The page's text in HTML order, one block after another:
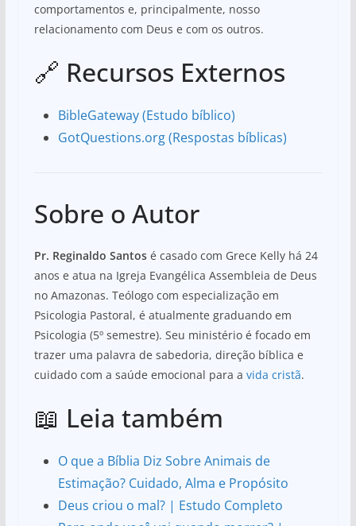
comportamentos e, principalmente, nosso
relacionamento com Deus e com os outros.
🔗 Recursos Externos
BibleGateway (Estudo bíblico)
GotQuestions.org (Respostas bíblicas)
Sobre o Autor
Pr. Reginaldo Santosé casado com Grece Kelly há 24
anos e atua na Igreja Evangélica Assembleia de Deus
no Amazonas. Teólogo com especialização em
Psicologia Pastoral, é atualmente graduando em
Psicologia (5º semestre). Seu ministério é focado em
trazer uma palavra de sabedoria, direção bíblica e
cuidado com a saúde emocional para a vida cristã.
📖 Leia também
O que a Bíblia Diz Sobre Animais de
Estimação? Cuidado, Alma e Propósito
Deus criou o mal? | Estudo Completo